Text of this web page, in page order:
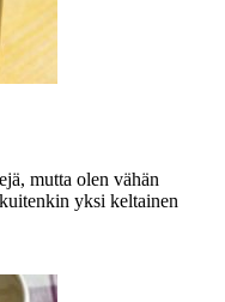
mutta olen vähän
yksi keltainen